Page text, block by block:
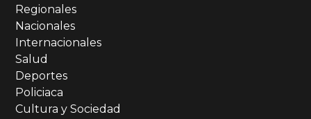
Regionales
Nacionales
Internacionales
Salud
Deportes
Policiaca
Cultura y Sociedad